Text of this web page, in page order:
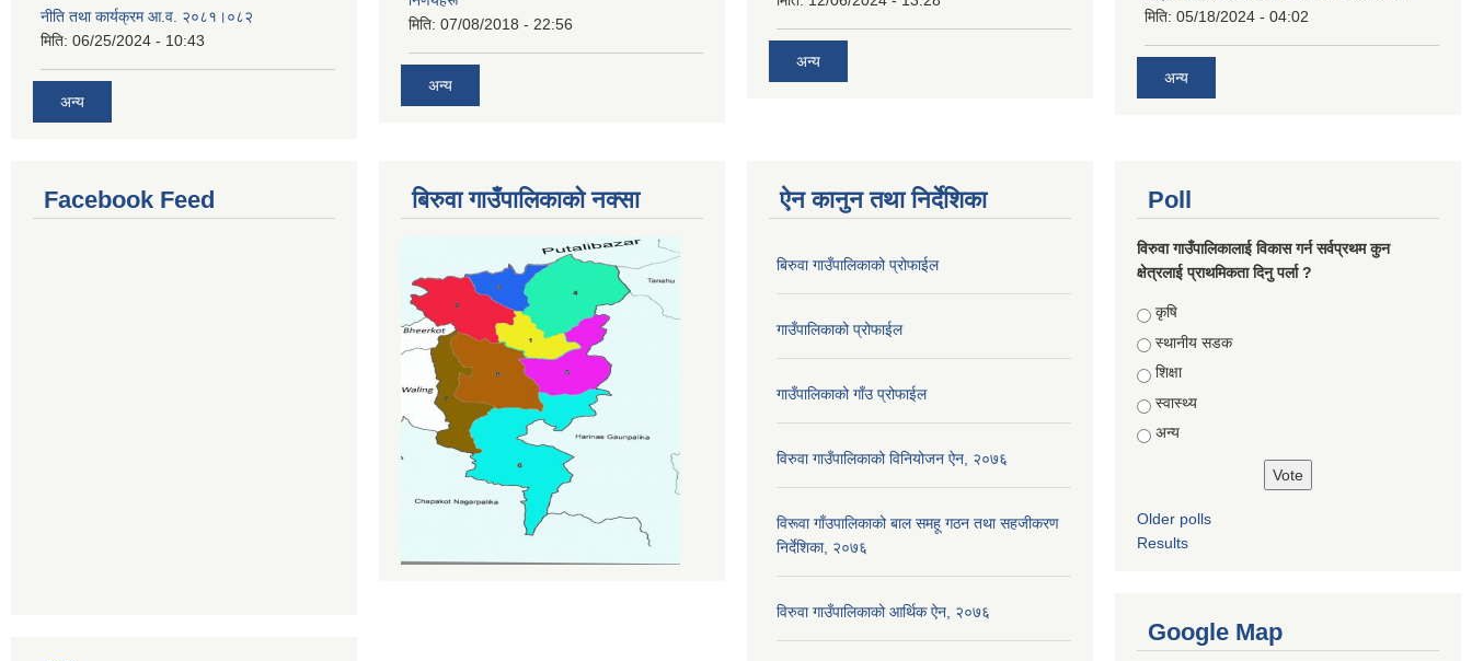
नीति तथा कार्यक्रम आ.व. २०८१।०८२
मिति: 06/25/2024 - 10:43
अन्य
मिति: 07/08/2018 - 22:56
अन्य
अन्य
मिति: 05/18/2024 - 04:02
अन्य
Facebook Feed बिरुवा गाउँपालिकाको नक्सा ऐन कानुन तथा निर्देशिका
बिरुवा गाउँपालिकाको प्रोफाईल
गाउँपालिकाको प्रोफाईल
गाउँपालिकाको गाँउ प्रोफाईल
विरुवा गाउँपालिकाको विनियोजन ऐन, २०७६
विरूवा गाँउपालिकाको बाल समहू गठन तथा सहजीकरण
निर्देशिका, २०७६
विरुवा गाउँपालिकाको आर्थिक ऐन, २०७६
Poll
विरुवा गाउँपालिकालाई विकास गर्न सर्वप्रथम कुन
क्षेत्रलाई प्राथमिकता दिनु पर्ला ?
Choices
कृषि
स्थानीय सडक
शिक्षा
स्वास्थ्य
अन्य
Older polls
Results
Google Map